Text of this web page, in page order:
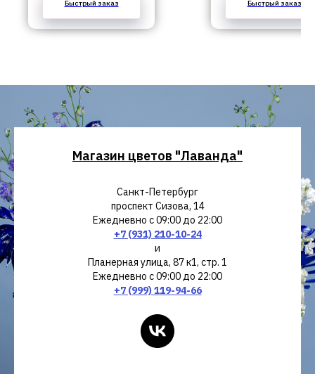
Быстрый заказ Быстрый заказ
Магазин цветов "Лаванда"
Санкт-Петербург
проспект Сизова, 14
Ежедневно с 09:00 до 22:00
+7 (931) 210-10-24
и
Планерная улица, 87 к1, стр. 1
Ежедневно с 09:00 до 22:00
+7 (999) 119-94-66